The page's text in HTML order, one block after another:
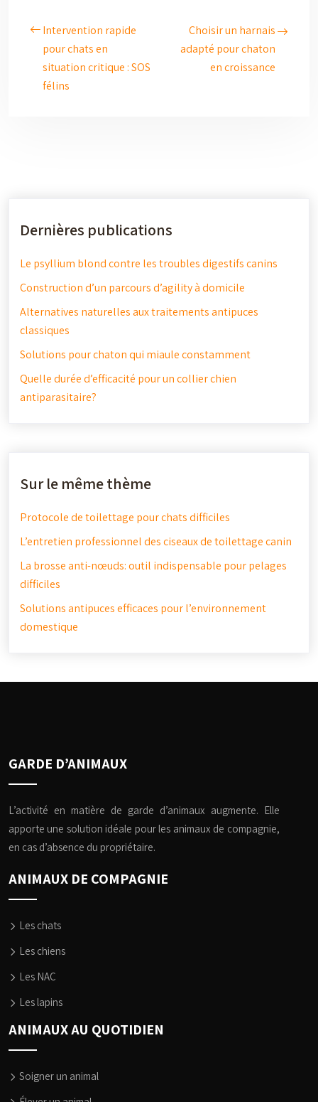
Intervention rapide
pour chats en
situation critique : SOS
félins
Choisir un harnais
adapté pour chaton
en croissance
Dernières publications
Le psyllium blond contre les troubles digestifs canins
Construction d’un parcours d’agility à domicile
Alternatives naturelles aux traitements antipuces
classiques
Solutions pour chaton qui miaule constamment
Quelle durée d’efficacité pour un collier chien
antiparasitaire?
Sur le même thème
Protocole de toilettage pour chats difficiles
L’entretien professionnel des ciseaux de toilettage canin
La brosse anti-nœuds: outil indispensable pour pelages
difficiles
Solutions antipuces efficaces pour l’environnement
domestique
GARDE D’ANIMAUX
L’activité en matière de garde d’animaux augmente. Elle
apporte une solution idéale pour les animaux de compagnie,
en cas d’absence du propriétaire.
ANIMAUX DE COMPAGNIE
Les chats
Les chiens
Les NAC
Les lapins
ANIMAUX AU QUOTIDIEN
Soigner un animal